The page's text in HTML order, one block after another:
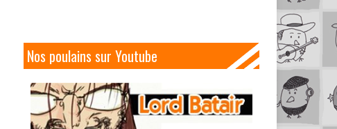
Nos poulains sur Youtube